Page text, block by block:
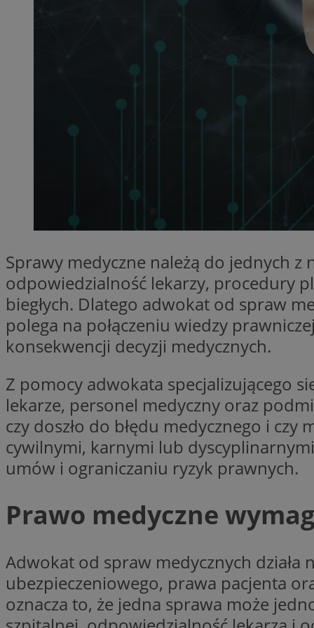
Sprawy medyczne należą do jednych
odpowiedzialność lekarzy, procedury
biegłych. Dlatego adwokat od spraw
polega na połączeniu wiedzy
konsekwencji decyzji medycznych.
Z pomocy adwokata specjalizującego
lekarze, personel medyczny oraz
czy doszło do błędu medycznego i
cywilnymi, karnymi lub
umów i ograniczaniu ryzyk prawnych.
Prawo medyczne
Adwokat od spraw medycznych
ubezpieczeniowego, prawa pacjenta
oznacza to, że jedna sprawa może
CookieScriptConsent
Nazwa
_clck
FCCDCF
__eoi
_ga_NBM6HFESG6
OAID
__gads
MUID
_fbp
MR
Nazwa